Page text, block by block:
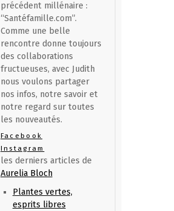
précédent millénaire :
“Santéfamille.com”.
Comme une belle
rencontre donne toujours
des collaborations
fructueuses, avec Judith
nous voulons partager
nos infos, notre savoir et
notre regard sur toutes
les nouveautés.
Facebook
Instagram
les derniers articles de
Aurelia Bloch
Plantes vertes,
esprits libres